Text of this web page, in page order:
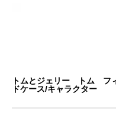
トムとジェリー トム フ
ドケース/キャラクター